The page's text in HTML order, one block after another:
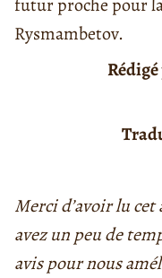
Rysmambetov.
Merci d’avoir lu cet
avez un peu de
avis pour nous